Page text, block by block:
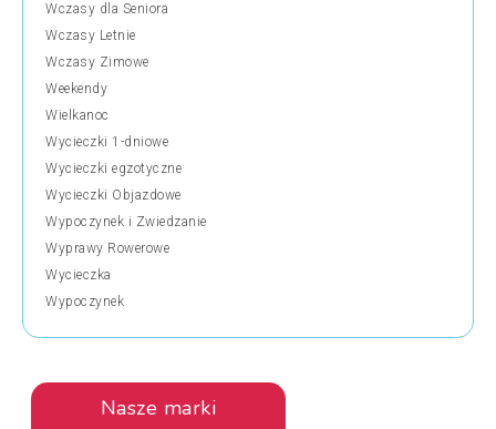
Wczasy dla Seniora
Wczasy Letnie
Wczasy Zimowe
Weekendy
Wielkanoc
Wycieczki 1-dniowe
Wycieczki egzotyczne
Wycieczki Objazdowe
Wypoczynek i Zwiedzanie
Wyprawy Rowerowe
Wycieczka
Wypoczynek
Nasze marki